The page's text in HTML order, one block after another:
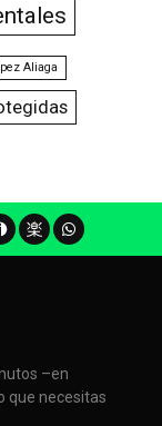
Aliaga
–en
que necesitas